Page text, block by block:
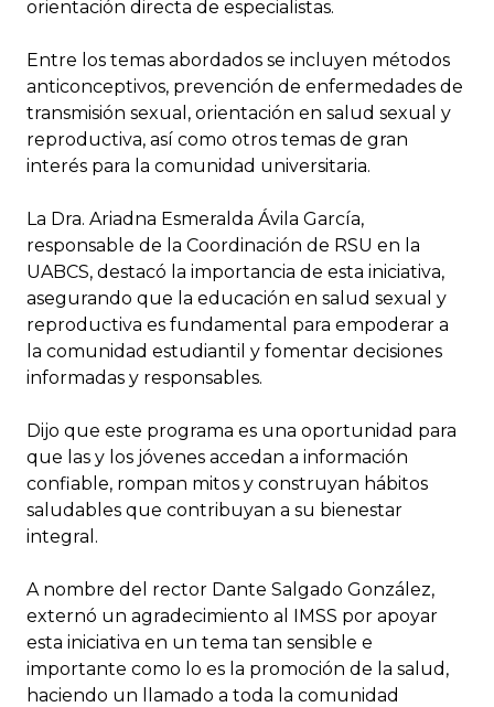
orientación directa de especialistas.
Entre los temas abordados se incluyen métodos
anticonceptivos, prevención de enfermedades de
transmisión sexual, orientación en salud sexual y
reproductiva, así como otros temas de gran
interés para la comunidad universitaria.
La Dra. Ariadna Esmeralda Ávila García,
responsable de la Coordinación de RSU en la
UABCS, destacó la importancia de esta iniciativa,
asegurando que la educación en salud sexual y
reproductiva es fundamental para empoderar a
la comunidad estudiantil y fomentar decisiones
informadas y responsables.
Dijo que este programa es una oportunidad para
que las y los jóvenes accedan a información
confiable, rompan mitos y construyan hábitos
saludables que contribuyan a su bienestar
integral.
A nombre del rector Dante Salgado González,
externó un agradecimiento al IMSS por apoyar
esta iniciativa en un tema tan sensible e
importante como lo es la promoción de la salud,
haciendo un llamado a toda la comunidad